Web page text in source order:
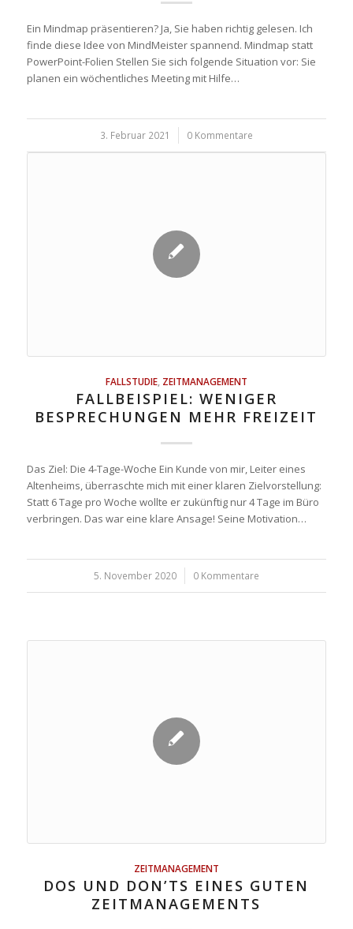
Ein Mindmap präsentieren? Ja, Sie haben richtig gelesen. Ich
finde diese Idee von MindMeister spannend. Mindmap statt
PowerPoint-Folien Stellen Sie sich folgende Situation vor: Sie
planen ein wöchentliches Meeting mit Hilfe…
3. Februar 2021
/ 0 Kommentare
FALLSTUDIE, ZEITMANAGEMENT
FALLBEISPIEL: WENIGER
BESPRECHUNGEN MEHR FREIZEIT
Das Ziel: Die 4-Tage-Woche Ein Kunde von mir, Leiter eines
Altenheims, überraschte mich mit einer klaren Zielvorstellung:
Statt 6 Tage pro Woche wollte er zukünftig nur 4 Tage im Büro
verbringen. Das war eine klare Ansage! Seine Motivation…
5. November 2020
/ 0 Kommentare
ZEITMANAGEMENT
DOS UND DON’TS EINES GUTEN
ZEITMANAGEMENTS